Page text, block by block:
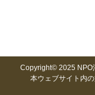
Copyright© 2025 NPO
本ウェブサイト内